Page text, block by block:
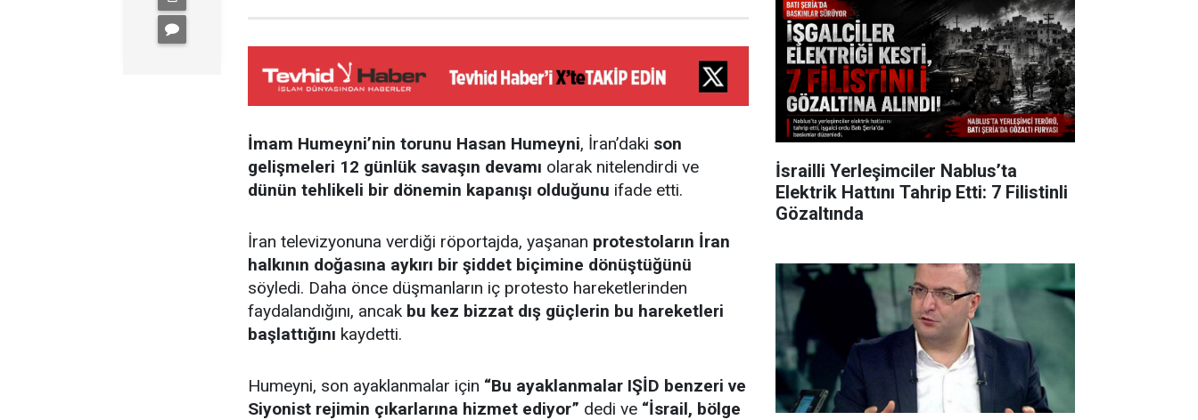
İmam Humeyni’nin torunu Hasan Humeyni, İran’daki son
gelişmeleri 12 günlük savaşın devamı olarak nitelendirdi ve
dünün tehlikeli bir dönemin kapanışı olduğunu ifade etti.
İran televizyonuna verdiği röportajda, yaşanan protestoların İran
halkının doğasına aykırı bir şiddet biçimine dönüştüğünü
söyledi. Daha önce düşmanların iç protesto hareketlerinden
faydalandığını, ancak bu kez bizzat dış güçlerin bu hareketleri
başlattığını kaydetti.
Humeyni, son ayaklanmalar için “Bu ayaklanmalar IŞİD benzeri ve
Siyonist rejimin çıkarlarına hizmet ediyor” dedi ve “İsrail, bölge
İsrailli Yerleşimciler Nablus’ta
Elektrik Hattını Tahrip Etti: 7 Filistinli
Gözaltında